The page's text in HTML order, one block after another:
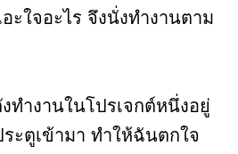
ะใจอะไร จึงนั่งทำงานตาม
ทำงานในโปรเจกต์หนึ่งอยู่
ะตูเข้ามา ทำให้ฉันตกใจ